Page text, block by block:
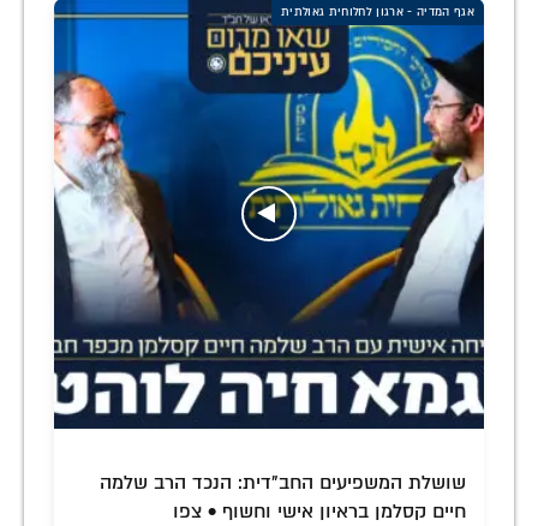
אגף המדיה - ארגון לחלוחית גאולתית
שושלת המשפיעים החב"דית: הנכד הרב שלמה
חיים קסלמן בראיון אישי וחשוף • צפו